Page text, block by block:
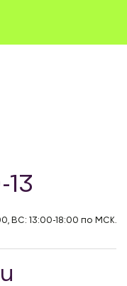
ВС: 13:00-18:00 по МСК.